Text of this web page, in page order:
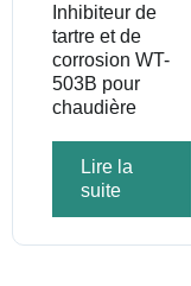
Inhibiteur de
tartre et de
corrosion WT-
503B pour
chaudière
Lire la
suite